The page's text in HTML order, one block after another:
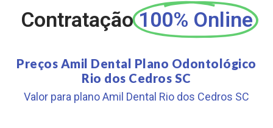
Contratação 100% Online
Preços Amil Dental Plano Odontológico
Rio dos Cedros SC
Valor para plano Amil Dental Rio dos Cedros SC